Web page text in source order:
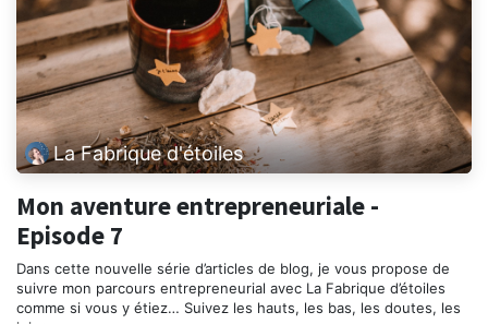
La Fabrique d'étoiles
Mon aventure entrepreneuriale -
Episode 7
Dans cette nouvelle série d’articles de blog, je vous propose de
suivre mon parcours entrepreneurial avec La Fabrique d’étoiles
comme si vous y étiez… Suivez les hauts, les bas, les doutes, les